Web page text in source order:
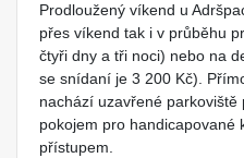
Prodloužený víkend u
přes víkend tak i v průběhu
čtyři dny a tři noci) nebo na
se snídaní je 3 200 Kč).
nachází uzavřené parkoviště
pokojem pro handicapované
přístupem.